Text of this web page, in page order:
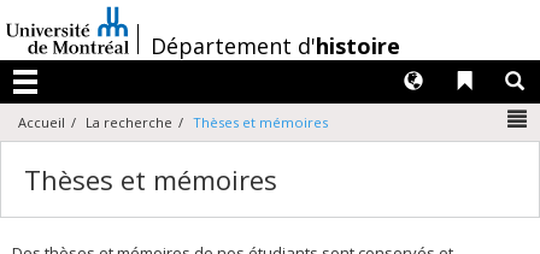
au
contenu
/Département d'histoire
Menu
Liens
Langues
Accueil La recherche Thèses et mémoires
Thèses et mémoires